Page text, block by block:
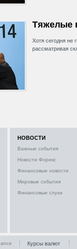
Тяжелые
Хотя сегодня не
рассматривая
НОВОСТИ
Важные события
Новости Форекс
Финансовые новости
Мировые события
Финансовые слухи
Курсы валют